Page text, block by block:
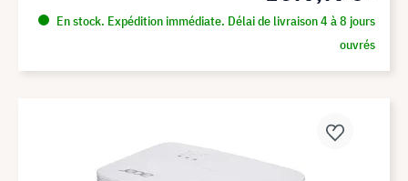
En stock. Expédition immédiate. Délai de livraison 4 à 8 jours
ouvrés